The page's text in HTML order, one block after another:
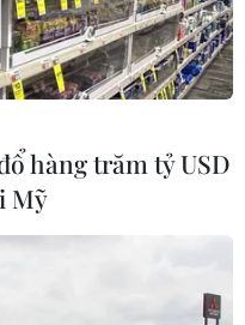
Bảo an Liên hợp quốc.
hàng trăm tỷ USD
Mỹ